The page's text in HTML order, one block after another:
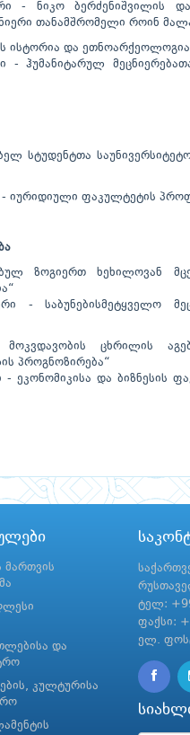
- ნიკო ბერძენიშვილის
თანამშრომელი როინ
ისტორია და
- ჰუმანიტარულ
სტუდენტთა
იურიდიული ფაკულტეტის
ზოგიერთ ხეხილოვან
- საბუნებისმეტყველო
მოკვდავობის ცხრილის
პროგნოზირება“
- ეკონომიკისა და ბიზნესის
მართვის
და
კულტურისა
ტელ:
ფაქსი:
ელ.